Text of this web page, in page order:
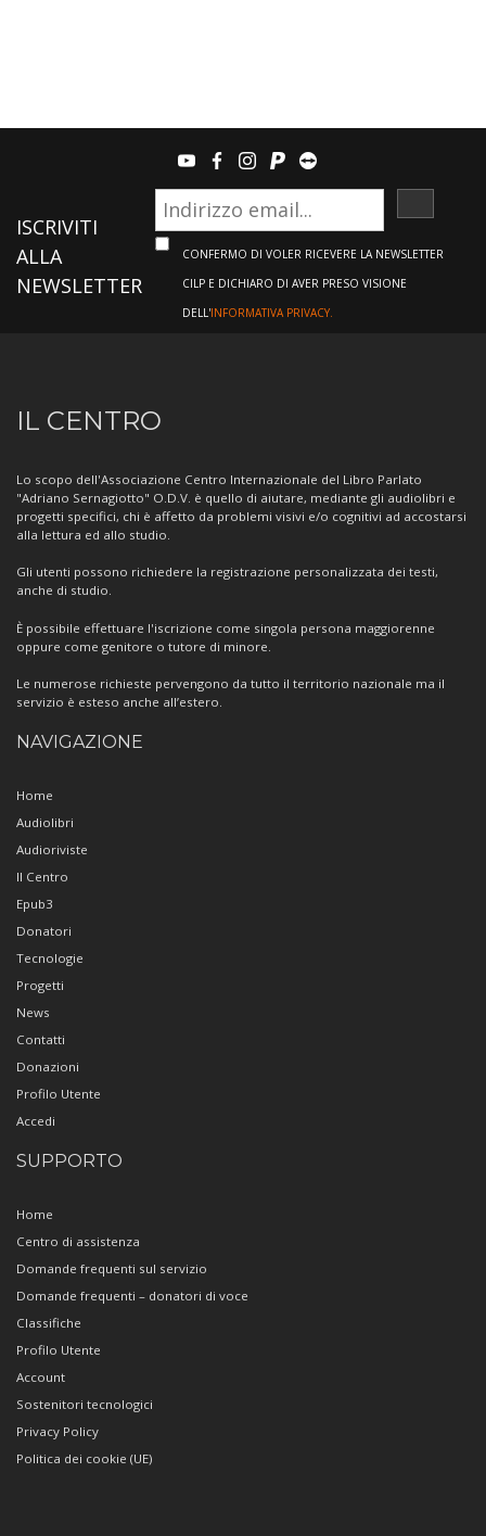
youtubefacebook
instagram
paypalteamviewer
ISCRIVITI
ALLA
NEWSLETTER
CONFERMO DI VOLER RICEVERE LA NEWSLETTER
CILP E DICHIARO DI AVER PRESO VISIONE
DELL'INFORMATIVA PRIVACY.
Informazioni
sul
Centro
IL CENTRO
Lo scopo dell'Associazione Centro Internazionale del Libro Parlato
"Adriano Sernagiotto" O.D.V. è quello di aiutare, mediante gli audiolibri e
progetti specifici, chi è affetto da problemi visivi e/o cognitivi ad accostarsi
alla lettura ed allo studio.
Gli utenti possono richiedere la registrazione personalizzata dei testi,
anche di studio.
È possibile effettuare l'iscrizione come singola persona maggiorenne
oppure come genitore o tutore di minore.
Le numerose richieste pervengono da tutto il territorio nazionale ma il
servizio è esteso anche all’estero.
NAVIGAZIONE
Home
Audiolibri
Audioriviste
Il Centro
Epub3
Donatori
Tecnologie
Progetti
News
Contatti
Donazioni
Profilo Utente
Accedi
SUPPORTO
Home
Centro di assistenza
Domande frequenti sul servizio
Domande frequenti – donatori di voce
Classifiche
Profilo Utente
Account
Sostenitori tecnologici
Privacy Policy
Politica dei cookie (UE)